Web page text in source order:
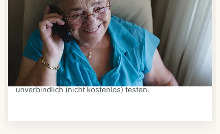
Bestellen & liefern lassen
Suchen Sie sich aus dem Speiseplan Ihres Anbieters
aus, was Ihnen schmeckt. Bestellen Sie telefonisch,
schriftlich oder im Online-Shop Ihres Anbieters.
Ein Kurier liefert Ihnen das bestellte Essen zum
vereinbarten Zeitpunkt nach Hause. Bei vielen
Anbietern können Sie Essen auf Rädern auch
unverbindlich (nicht kostenlos) testen.